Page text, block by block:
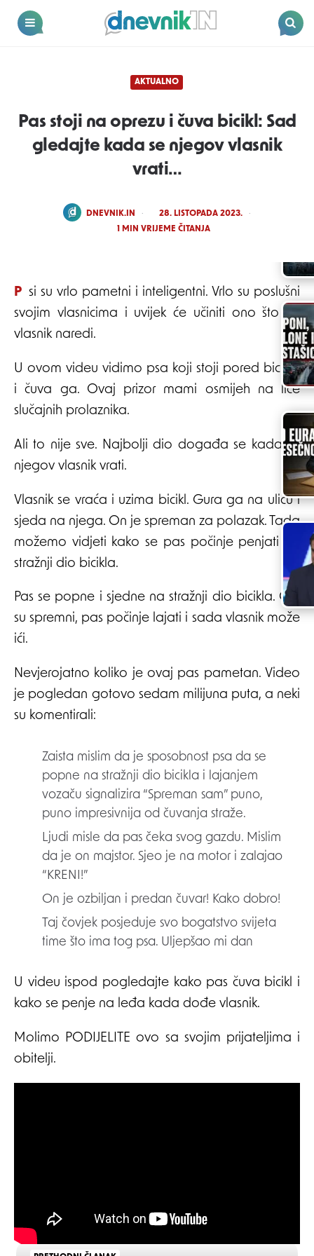
Dnevnik.in
AKTUALNO
Pas stoji na oprezu i čuva bicikl: Sad
gledajte kada se njegov vlasnik
vrati…
POSTED
DNEVNIK.IN
28. LISTOPADA 2023.
1 MIN VRIJEME ČITANJA
Psi su vrlo pametni i inteligentni. Vrlo su poslušni
svojim vlasnicima i uvijek će učiniti ono što im
vlasnik naredi.
U ovom videu vidimo psa koji stoji pored bicikla
i čuva ga. Ovaj prizor mami osmijeh na lice
slučajnih prolaznika.
Ali to nije sve. Najbolji dio događa se kada se
njegov vlasnik vrati.
Vlasnik se vraća i uzima bicikl. Gura ga na ulicu i
sjeda na njega. On je spreman za polazak. Tada
možemo vidjeti kako se pas počinje penjati na
stražnji dio bicikla.
Pas se popne i sjedne na stražnji dio bicikla. Oni
su spremni, pas počinje lajati i sada vlasnik može
ići.
Nevjerojatno koliko je ovaj pas pametan. Video
je pogledan gotovo sedam milijuna puta, a neki
su komentirali:
Zaista mislim da je sposobnost psa da se
popne na stražnji dio bicikla i lajanjem
vozaču signalizira “Spreman sam” puno,
puno impresivnija od čuvanja straže.
Ljudi misle da pas čeka svog gazdu. Mislim
da je on majstor. Sjeo je na motor i zalajao
“KRENI!”
On je ozbiljan i predan čuvar! Kako dobro!
Taj čovjek posjeduje svo bogatstvo svijeta
time što ima tog psa. Uljepšao mi dan
U videu ispod pogledajte kako pas čuva bicikl i
kako se penje na leđa kada dođe vlasnik.
Molimo PODIJELITE ovo sa svojim prijateljima i
obitelji.